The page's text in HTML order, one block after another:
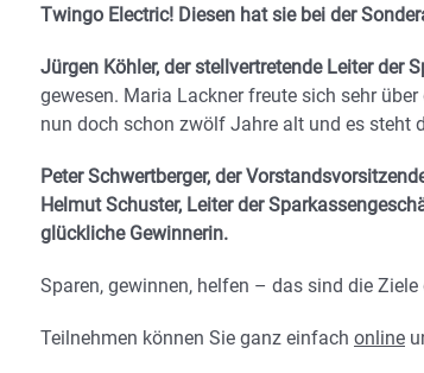
Twingo Electric! Diesen hat sie bei der
Jürgen Köhler, der stellvertretende Leiter der
gewesen. Maria Lackner freute sich sehr
nun doch schon zwölf Jahre alt und es steht
Peter Schwertberger, der
Helmut Schuster, Leiter der
glückliche Gewinnerin.
Sparen, gewinnen, helfen – das sind die Ziele
Teilnehmen können Sie ganz einfach online